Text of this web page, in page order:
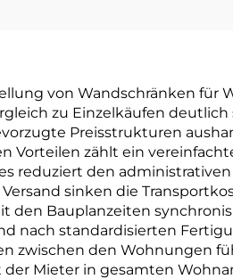
von Wandschränken für
zu Einzelkäufen
Preisstrukturen
Vorteilen zählt ein
reduziert den
sinken die
den Bauplanzeiten
nach standardisierten
zwischen den Wohnungen
Mieter in gesamten